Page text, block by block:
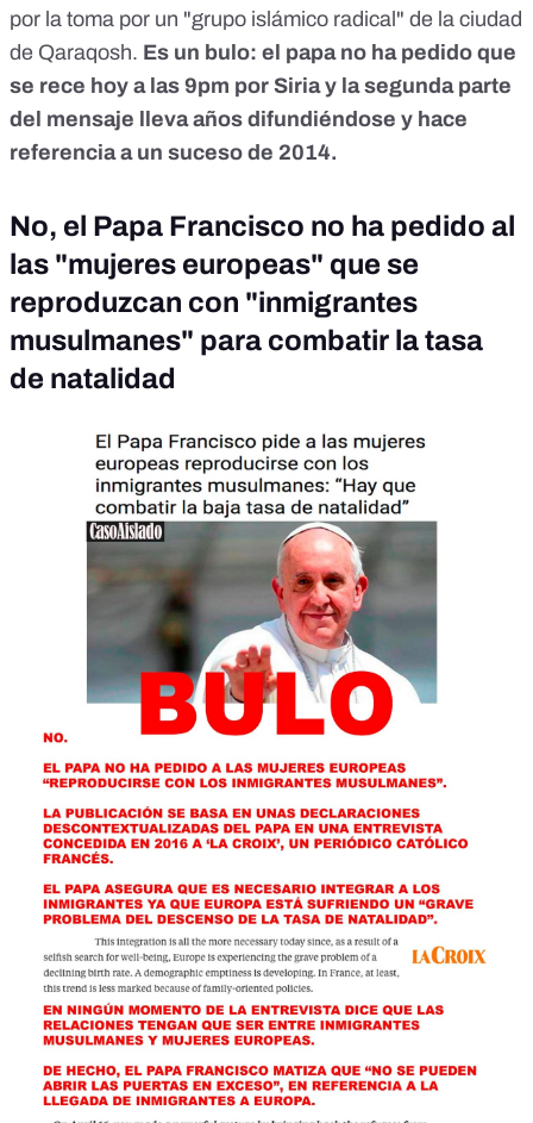
por la toma por un "grupo islámico radical" de la ciudad
de Qaraqosh. Es un bulo: el papa no ha pedido que
se rece hoy a las 9pm por Siria y la segunda parte
del mensaje lleva años difundiéndose y hace
referencia a un suceso de 2014.
No, el Papa Francisco no ha pedido al
las "mujeres europeas" que se
reproduzcan con "inmigrantes
musulmanes" para combatir la tasa
de natalidad